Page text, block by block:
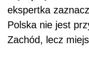
ekspertka
Polska nie jest
Zachód, lecz